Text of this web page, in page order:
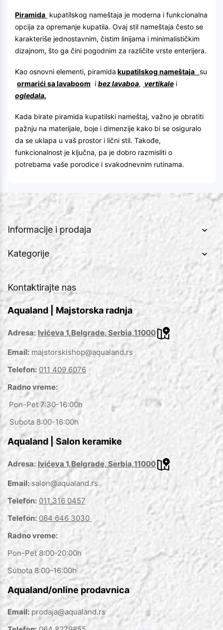
Piramida kupatilskog nameštaja je moderna i funkcionalna
opcija za opremanje kupatila. Ovaj stil nameštaja često se
karakteriše jednostavnim, čistim linijama i minimalističkim
dizajnom, što ga čini pogodnim za različite vrste enterijera.
Kao osnovni elementi, piramida kupatilskog nameštaja su
ormarići sa lavaboom i bez lavaboa, vertikale i
ogledala.
Kada birate piramida kupatilski nameštaj, važno je obratiti
pažnju na materijale, boje i dimenzije kako bi se osiguralo
da se uklapa u vaš prostor i lični stil. Takođe,
funkcionalnost je ključna, pa je dobro razmisliti o
potrebama vaše porodice i svakodnevnim rutinama.
Informacije i prodaja
Kategorije
Kontaktirajte nas
Aqualand | Majstorska radnja
Adresa: Ivićeva 1,Belgrade, Serbia,11000
Email: majstorskishop@aqualand.rs
Telefon: 011 409 6076
Radno vreme:
Pon-Pet 7:30-16:00h
Subota 8:00-16:00h
Aqualand | Salon keramike
Adresa: Ivićeva 1,Belgrade, Serbia,11000
Email: salon@aqualand.rs
Telefon: 011 316 0457
Telefon: 064 646 3030
Radno vreme:
Pon-Pet 8:00-20:00h
Subota 8:00-16:00h
Aqualand/online prodavnica
Email: prodaja@aqualand.rs